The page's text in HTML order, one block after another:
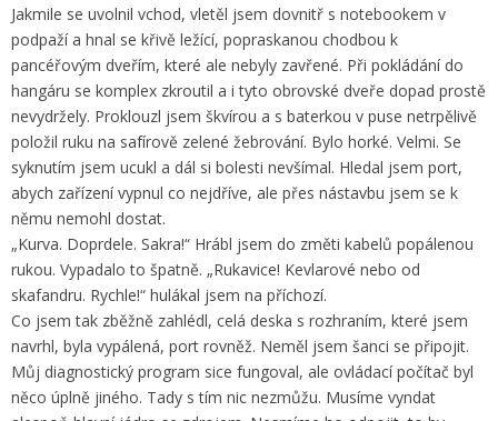
Jakmile se uvolnil vchod, vletěl jsem dovnitř s notebookem v
podpaží a hnal se křivě ležící, popraskanou chodbou k
pancéřovým dveřím, které ale nebyly zavřené. Při pokládání do
hangáru se komplex zkroutil a i tyto obrovské dveře dopad prostě
nevydržely. Proklouzl jsem škvírou a s baterkou v puse netrpělivě
položil ruku na safírově zelené žebrování. Bylo horké. Velmi. Se
syknutím jsem ucukl a dál si bolesti nevšímal. Hledal jsem port,
abych zařízení vypnul co nejdříve, ale přes nástavbu jsem se k
němu nemohl dostat.
„Kurva. Doprdele. Sakra!“ Hrábl jsem do změti kabelů popálenou
rukou. Vypadalo to špatně. „Rukavice! Kevlarové nebo od
skafandru. Rychle!“ hulákal jsem na příchozí.
Co jsem tak zběžně zahlédl, celá deska s rozhraním, které jsem
navrhl, byla vypálená, port rovněž. Neměl jsem šanci se připojit.
Můj diagnostický program sice fungoval, ale ovládací počítač byl
něco úplně jiného. Tady s tím nic nezmůžu. Musíme vyndat